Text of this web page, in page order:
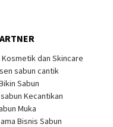
Kosmetik dan Skincare
sabun cantik
Sabun
Kecantikan
Muka
Bisnis Sabun